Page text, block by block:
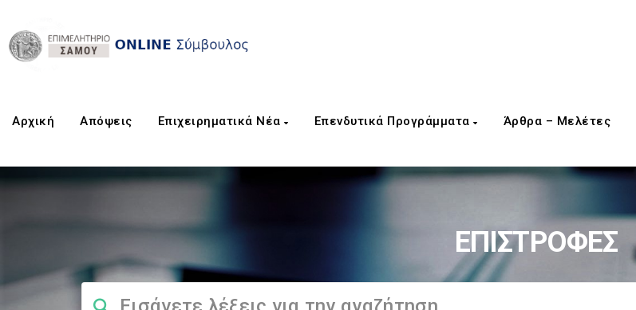
Αρχική Aπόψεις Επιχειρηματικά Νέα Επενδυτικά Προγράμματα Άρθρα – Μελέτες
ΕΠΙΣΤΡΟΦΕΣ